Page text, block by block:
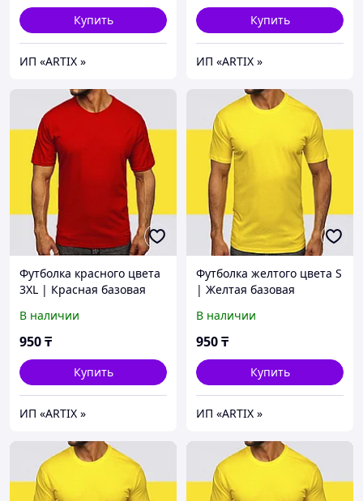
Купить
ИП «ARTIX »
Купить
ИП «ARTIX »
Футболка красного цвета
3XL | Красная базовая
плотности) | Футболка
унисекс хлопок
В наличии
950₸
Купить
ИП «ARTIX »
Футболка желтого цвета S
| Желтая базовая
плотности) | Футболка хб
унисекс
В наличии
950₸
Купить
ИП «ARTIX »